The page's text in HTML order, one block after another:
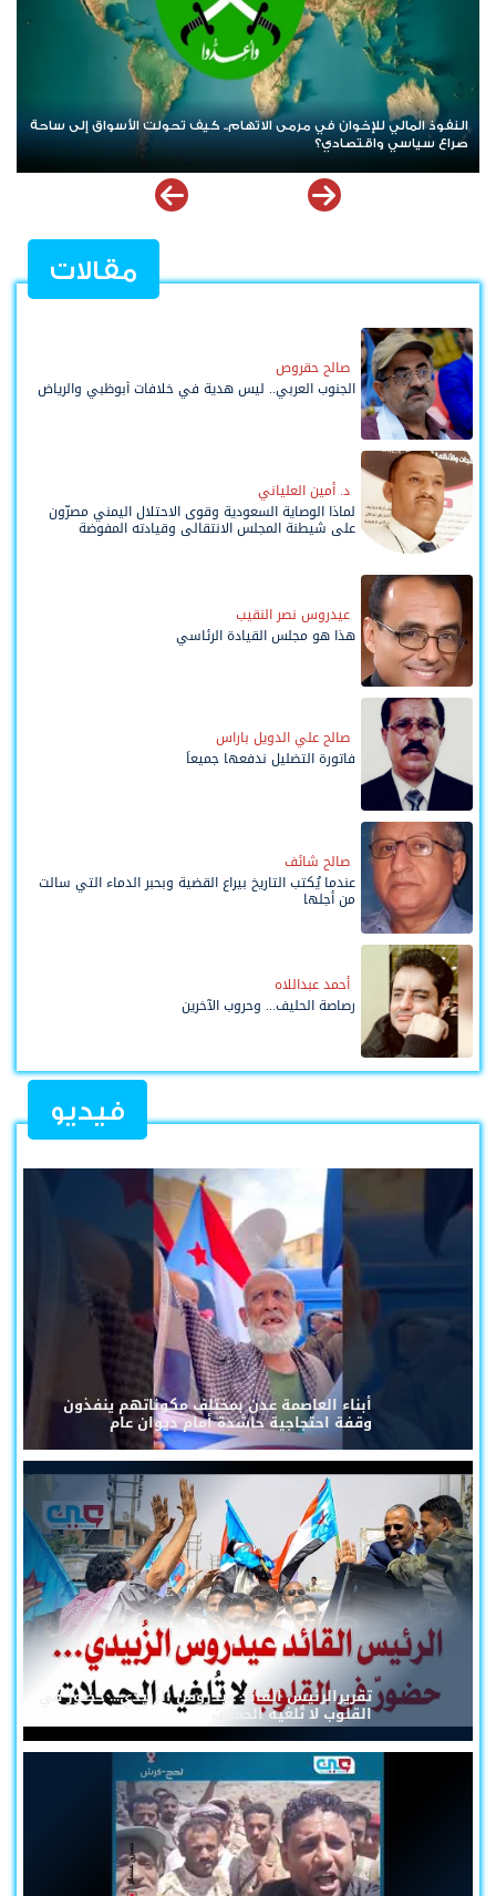
نمو القطاع العقاري في الإمارات خلال الربع الأول
مقالات
صالح حقروص
الجنوب العربي.. ليس هدية في خلافات أبوظبي والرياض
د. أمين العلياني
لماذا الوصاية السعودية وقوى الاحتلال اليمني مصرّون
على شيطنة المجلس الانتقالي وقيادته المفوضة
عيدروس نصر النقيب
هذا هو مجلس القيادة الرئاسي
صالح علي الدويل باراس
فاتورة التضليل ندفعها جميعاً
صالح شائف
عندما يُكتب التاريخ بيراع القضية وبحبر الدماء التي سالت
من أجلها
أحمد عبداللاه
رصاصة الحليف... وحروب الآخرين
فيديو
أبناء العاصمة عدن بمختلف مكوناتهم ينفذون
وقفة احتجاجية حاشدة أمام ديوان عام
تقريرالرئيس القائد عيدروس الزُبيدي... حضورٌ في
القلوب لا تُلغيه الحملات